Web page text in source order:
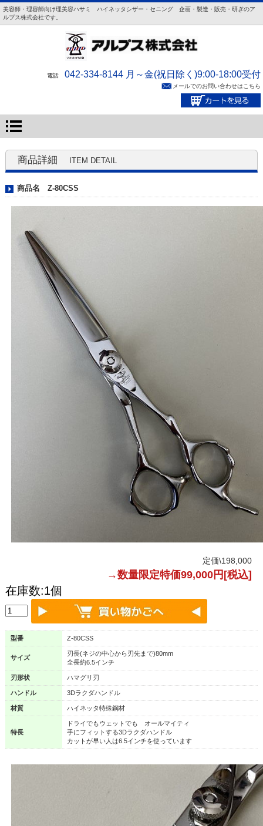
美容師・理容師向け理美容ハサミ ハイネッタシザー・セニング 企画・製造・販売・研ぎのア
ルプス株式会社です。
電話 042-334-8144 月～金(祝日除く)9:00-18:00受付
メールでのお問い合わせはこちら
商品詳細 ITEM DETAIL
商品名 Z-80CSS
定価\198,000
→数量限定特価99,000円[税込]
在庫数:1個
型番 Z-80CSS
サイズ
刃長(ネジの中心から刃先まで)80mm
全長約6.5インチ
刃形状 ハマグリ刃
ハンドル 3Dラクダハンドル
材質 ハイネッタ特殊鋼材
特長
ドライでもウェットでも オールマイティ
手にフィットする3Dラクダハンドル
カットが早い人は6.5インチを使っています